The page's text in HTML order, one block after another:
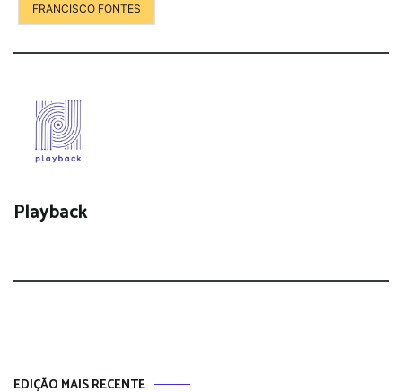
FRANCISCO FONTES
Playback
EDIÇÃO MAIS RECENTE